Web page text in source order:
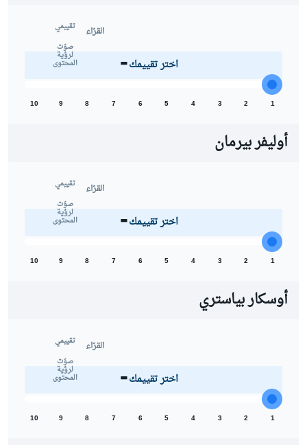
تقييمي
-
القرّاء
صوّت
لرؤية
المحتوى اختر تقييمك
1
2
3
4
5
6
7
8
9
10
أوليفر بيرمان
تقييمي
-
القرّاء
صوّت
لرؤية
المحتوى اختر تقييمك
1
2
3
4
5
6
7
8
9
10
أوسكار بياستري
تقييمي
-
القرّاء
صوّت
لرؤية
المحتوى اختر تقييمك
1
2
3
4
5
6
7
8
9
10